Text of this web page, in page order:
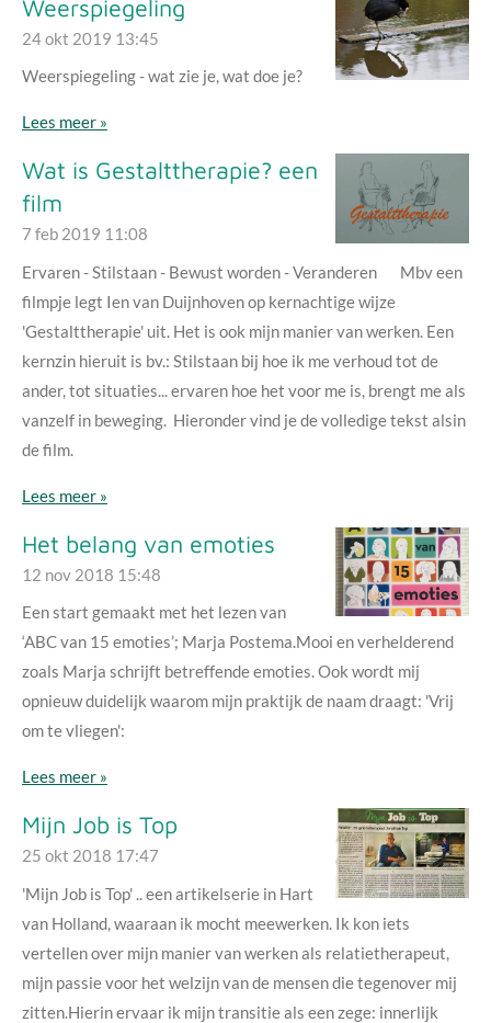
Weerspiegeling
24 okt 2019 13:45
Weerspiegeling - wat zie je, wat doe je?
Lees meer »
Wat is Gestalttherapie? een
film
7 feb 2019 11:08
Ervaren - Stilstaan - Bewust worden - Veranderen Mbv een
filmpje legt Ien van Duijnhoven op kernachtige wijze
'Gestalttherapie' uit. Het is ook mijn manier van werken. Een
kernzin hieruit is bv.: Stilstaan bij hoe ik me verhoud tot de
ander, tot situaties... ervaren hoe het voor me is, brengt me als
vanzelf in beweging. Hieronder vind je de volledige tekst alsin
de film.
Lees meer »
Het belang van emoties
12 nov 2018 15:48
Een start gemaakt met het lezen van
‘ABC van 15 emoties’; Marja Postema.Mooi en verhelderend
zoals Marja schrijft betreffende emoties. Ook wordt mij
opnieuw duidelijk waarom mijn praktijk de naam draagt: 'Vrij
om te vliegen':
Lees meer »
Mijn Job is Top
25 okt 2018 17:47
'Mijn Job is Top' .. een artikelserie in Hart
van Holland, waaraan ik mocht meewerken. Ik kon iets
vertellen over mijn manier van werken als relatietherapeut,
mijn passie voor het welzijn van de mensen die tegenover mij
zitten.Hierin ervaar ik mijn transitie als een zege: innerlijk